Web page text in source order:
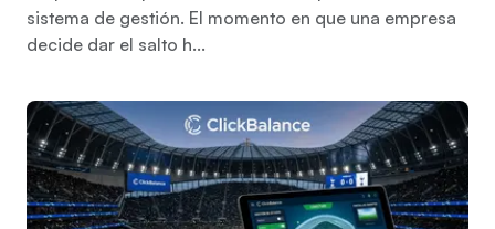
sistema de gestión. El momento en que una empresa
decide dar el salto h...